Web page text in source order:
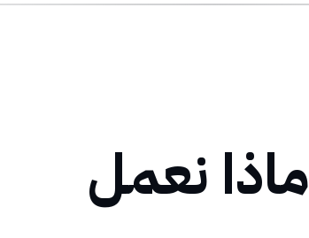
ماذا نعمل